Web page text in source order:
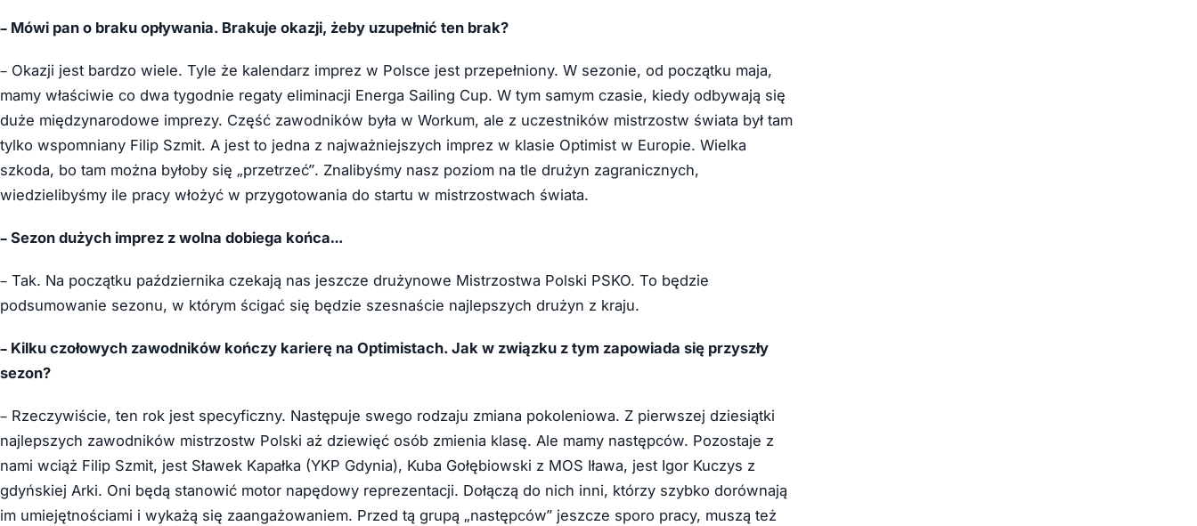
– Mówi pan o braku opływania. Brakuje okazji, żeby uzupełnić ten brak?
– Okazji jest bardzo wiele. Tyle że kalendarz imprez w Polsce jest przepełniony. W sezonie, od początku maja,
mamy właściwie co dwa tygodnie regaty eliminacji Energa Sailing Cup. W tym samym czasie, kiedy odbywają się
duże międzynarodowe imprezy. Część zawodników była w Workum, ale z uczestników mistrzostw świata był tam
tylko wspomniany Filip Szmit. A jest to jedna z najważniejszych imprez w klasie Optimist w Europie. Wielka
szkoda, bo tam można byłoby się „przetrzeć”. Znalibyśmy nasz poziom na tle drużyn zagranicznych,
wiedzielibyśmy ile pracy włożyć w przygotowania do startu w mistrzostwach świata.
– Sezon dużych imprez z wolna dobiega końca…
– Tak. Na początku października czekają nas jeszcze drużynowe Mistrzostwa Polski PSKO. To będzie
podsumowanie sezonu, w którym ścigać się będzie szesnaście najlepszych drużyn z kraju.
– Kilku czołowych zawodników kończy karierę na Optimistach. Jak w związku z tym zapowiada się przyszły
sezon?
– Rzeczywiście, ten rok jest specyficzny. Następuje swego rodzaju zmiana pokoleniowa. Z pierwszej dziesiątki
najlepszych zawodników mistrzostw Polski aż dziewięć osób zmienia klasę. Ale mamy następców. Pozostaje z
nami wciąż Filip Szmit, jest Sławek Kapałka (YKP Gdynia), Kuba Gołębiowski z MOS Iława, jest Igor Kuczys z
gdyńskiej Arki. Oni będą stanowić motor napędowy reprezentacji. Dołączą do nich inni, którzy szybko dorównają
im umiejętnościami i wykażą się zaangażowaniem. Przed tą grupą „następców” jeszcze sporo pracy, muszą też